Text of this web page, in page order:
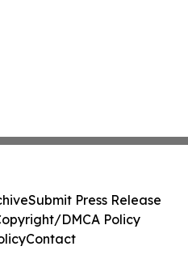
Submit Press Release
DMCA Policy
Contact